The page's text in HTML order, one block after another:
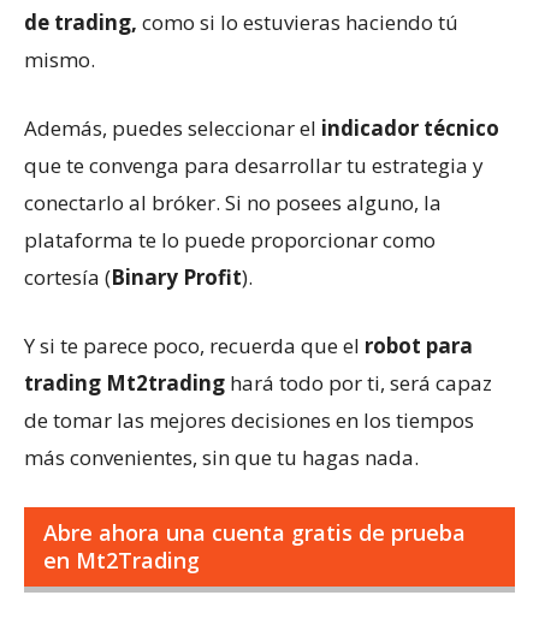
de trading, como si lo estuvieras haciendo tú
mismo.
Además, puedes seleccionar el indicador técnico
que te convenga para desarrollar tu estrategia y
conectarlo al bróker. Si no posees alguno, la
plataforma te lo puede proporcionar como
cortesía (Binary Profit).
Y si te parece poco, recuerda que el robot para
trading Mt2trading hará todo por ti, será capaz
de tomar las mejores decisiones en los tiempos
más convenientes, sin que tu hagas nada.
Abre ahora una cuenta gratis de prueba
en Mt2Trading